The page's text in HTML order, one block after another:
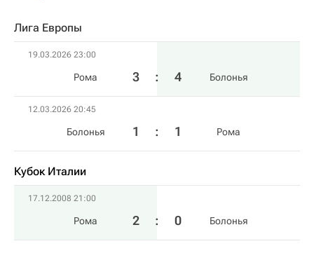
Лига Европы
19.03.2026 23:00
Рома 3 : 4 Болонья
12.03.2026 20:45
Болонья 1 : 1 Рома
Кубок Италии
17.12.2008 21:00
Рома 2 : 0 Болонья